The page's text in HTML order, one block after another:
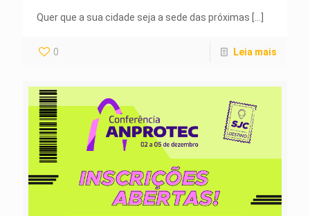
Quer que a sua cidade seja a sede das próximas […]
0 Leia mais